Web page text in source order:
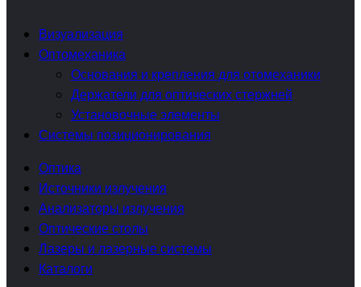
Визуализация
Оптомеханика
Основания и крепления для отомеханики
Держатели для оптических стержней
Установочные элементы
Системы позиционирования
Оптика
Источники излучения
Анализаторы излучения
Оптические столы
Лазеры и лазерные системы
Каталоги